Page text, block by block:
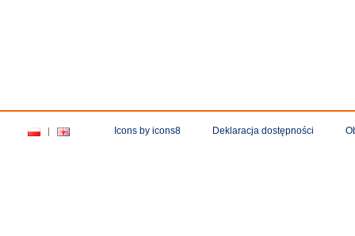
Deklaracja dostępności
Icons by icons8